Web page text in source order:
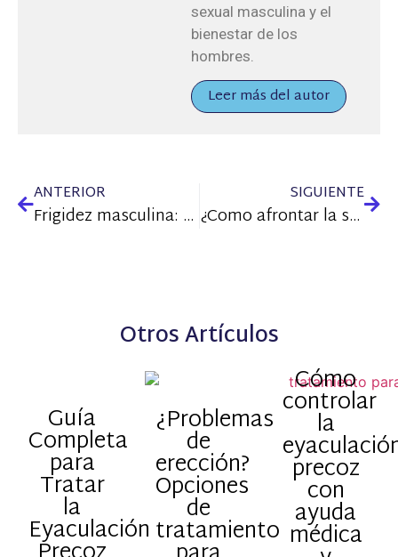
sexual masculina y el
bienestar de los
hombres.
Leer más del autor
ANTERIOR
Frigidez masculina: mitos, realidades y caminos hacia la salud sexual
SIGUIENTE
¿Como afrontar la situación de una pareja eyaculador precoz?
Otros Artículos
Guía
Completa
para
Tratar
la
Eyaculación
¿Problemas
de
erección?
Opciones
de
tratamiento
Cómo
controlar
la
precoz
con
ayuda
médica